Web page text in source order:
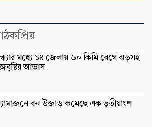
মধ্যে ১৪ জেলায় ৬০ কিমি বেগে ঝড়সহ
আভাস
বন উজাড় কমেছে এক তৃতীয়াংশ